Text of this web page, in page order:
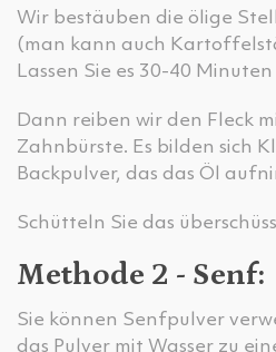
Wir bestäuben die ölige
(man kann auch
Lassen Sie es 30-40
Dann reiben wir den Fleck
Zahnbürste. Es bilden sich
Backpulver, das das Öl
Schütteln Sie das
Methode 2 - Senf:
Sie können Senfpulver
das Pulver mit Wasser zu